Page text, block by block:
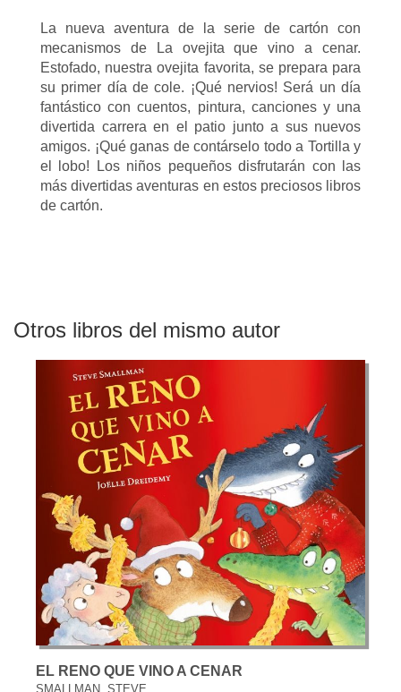
La nueva aventura de la serie de cartón con
mecanismos de La ovejita que vino a cenar.
Estofado, nuestra ovejita favorita, se prepara para
su primer día de cole. ¡Qué nervios! Será un día
fantástico con cuentos, pintura, canciones y una
divertida carrera en el patio junto a sus nuevos
amigos. ¡Qué ganas de contárselo todo a Tortilla y
el lobo! Los niños pequeños disfrutarán con las
más divertidas aventuras en estos preciosos libros
de cartón.
Otros libros del mismo autor
EL RENO QUE VINO A CENAR
SMALLMAN, STEVE